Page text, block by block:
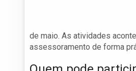
de maio. As atividades
assessoramento de forma